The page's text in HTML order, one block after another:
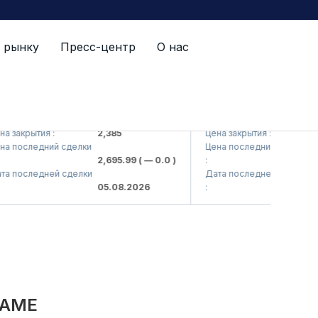
Пресс-центр О нас
:
2,385
сделки
2,695.99( — 0.0 )
сделки
05.08.2026
Цена закрытия :
Цена последний сделки
Дата последней сделки